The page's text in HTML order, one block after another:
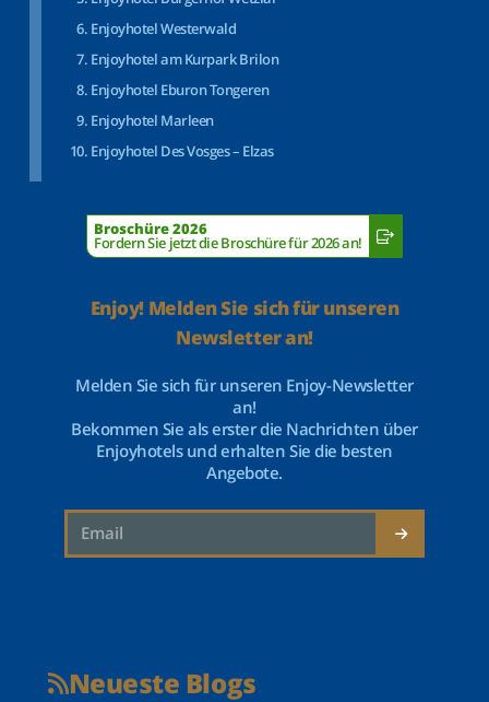
Enjoyhotel Westerwald
Enjoyhotel am Kurpark Brilon
Enjoyhotel Eburon Tongeren
Enjoyhotel Marleen
Enjoyhotel Des Vosges – Elzas
Broschüre 2026
Fordern Sie jetzt die Broschüre für 2026 an!
Enjoy! Melden Sie sich für unseren
Newsletter an!
Melden Sie sich für unseren Enjoy-Newsletter
an!
Bekommen Sie als erster die Nachrichten über
Enjoyhotels und erhalten Sie die besten
Angebote.
Neueste Blogs